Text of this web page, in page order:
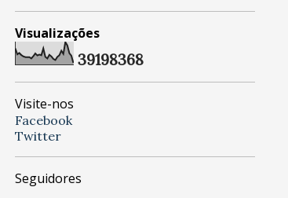
Visualizações
39198368
Visite-nos
Facebook
Twitter
Seguidores